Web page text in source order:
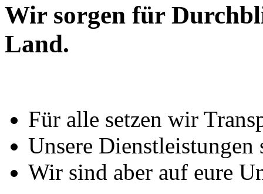
Wir sorgen für
Land.
Für alle setzen wir
Unsere Dienstleistungen
Wir sind aber auf eure